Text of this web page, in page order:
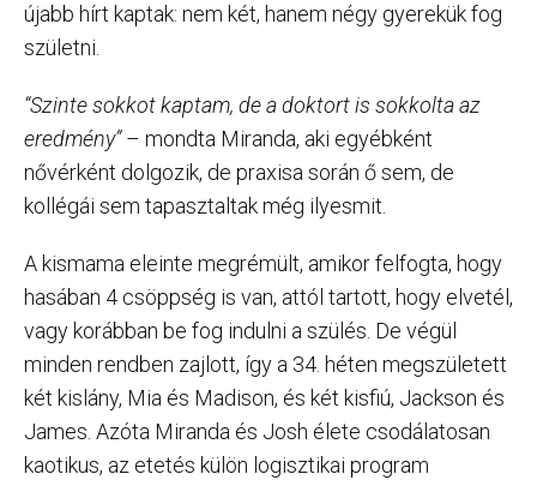
újabb hírt kaptak: nem két, hanem négy gyerekük fog
születni.
“Szinte sokkot kaptam, de a doktort is sokkolta az
eredmény”– mondta Miranda, aki egyébként
nővérként dolgozik, de praxisa során ő sem, de
kollégái sem tapasztaltak még ilyesmit.
A kismama eleinte megrémült, amikor felfogta, hogy
hasában 4 csöppség is van, attól tartott, hogy elvetél,
vagy korábban be fog indulni a szülés. De végül
minden rendben zajlott, így a 34. héten megszületett
két kislány, Mia és Madison, és két kisfiú, Jackson és
James. Azóta Miranda és Josh élete csodálatosan
kaotikus, az etetés külön logisztikai program